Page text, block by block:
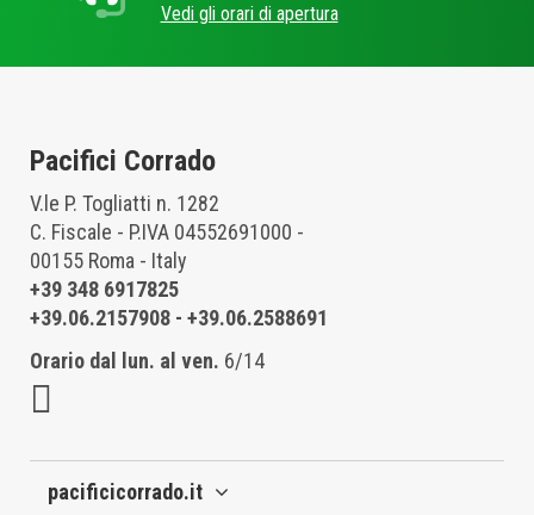
Vedi gli orari di apertura
Pacifici Corrado
V.le P. Togliatti n. 1282
C. Fiscale - P.IVA 04552691000 -
00155 Roma - Italy
+39 348 6917825
+39.06.2157908 - +39.06.2588691
Orario dal lun. al ven. 6/14
pacificicorrado.it